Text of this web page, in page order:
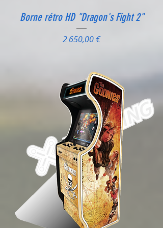
Borne rétro HD "Dragon's Fight 2"
Prix
2 650,00 €